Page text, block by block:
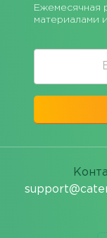
Ежемесячная
материалами